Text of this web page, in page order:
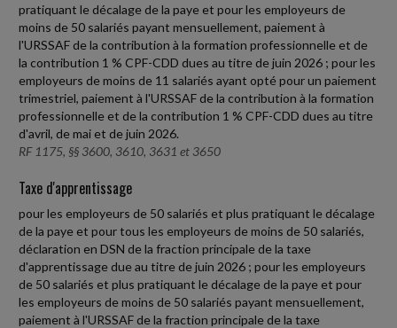
pratiquant le décalage de la paye et pour les employeurs de
moins de 50 salariés payant mensuellement, paiement à
l'URSSAF de la contribution à la formation professionnelle et de
la contribution 1 % CPF-CDD dues au titre de juin 2026 ; pour les
employeurs de moins de 11 salariés ayant opté pour un paiement
trimestriel, paiement à l'URSSAF de la contribution à la formation
professionnelle et de la contribution 1 % CPF-CDD dues au titre
d'avril, de mai et de juin 2026.
RF 1175, §§ 3600, 3610, 3631 et 3650
Taxe d'apprentissage
pour les employeurs de 50 salariés et plus pratiquant le décalage
de la paye et pour tous les employeurs de moins de 50 salariés,
déclaration en DSN de la fraction principale de la taxe
d'apprentissage due au titre de juin 2026 ; pour les employeurs
de 50 salariés et plus pratiquant le décalage de la paye et pour
les employeurs de moins de 50 salariés payant mensuellement,
paiement à l'URSSAF de la fraction principale de la taxe